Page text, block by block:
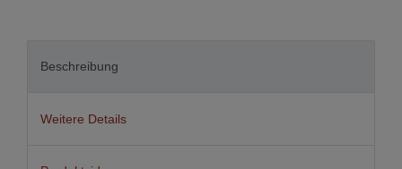
Beschreibung
Weitere Details